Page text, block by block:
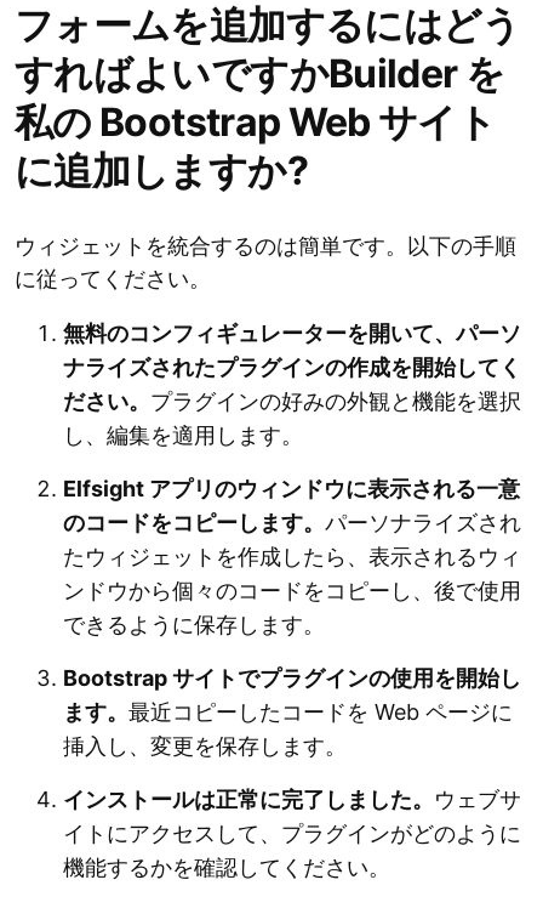
フォームを追加するにはどう
すればよいですかBuilder を
私の Bootstrap Web サイト
に追加しますか?
ウィジェットを統合するのは簡単です。以下の手順
に従ってください。
無料のコンフィギュレーターを開いて、パーソ
ナライズされたプラグインの作成を開始してく
ださい。 プラグインの好みの外観と機能を選択
し、編集を適用します。
Elfsight アプリのウィンドウに表示される一意
のコードをコピーします。 パーソナライズされ
たウィジェットを作成したら、表示されるウィ
ンドウから個々のコードをコピーし、後で使用
できるように保存します。
Bootstrap サイトでプラグインの使用を開始し
ます。 最近コピーしたコードを Web ページに
挿入し、変更を保存します。
インストールは正常に完了しました。 ウェブサ
イトにアクセスして、プラグインがどのように
機能するかを確認してください。